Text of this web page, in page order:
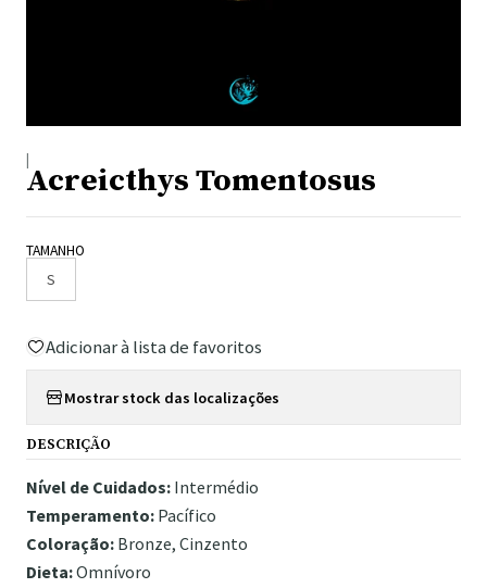
|
Acreicthys Tomentosus
TAMANHO
S
Adicionar à lista de favoritos
Mostrar stock das localizações
DESCRIÇÃO
Nível de Cuidados: Intermédio
Temperamento: Pacífico
Coloração: Bronze, Cinzento
Dieta:Omnívoro